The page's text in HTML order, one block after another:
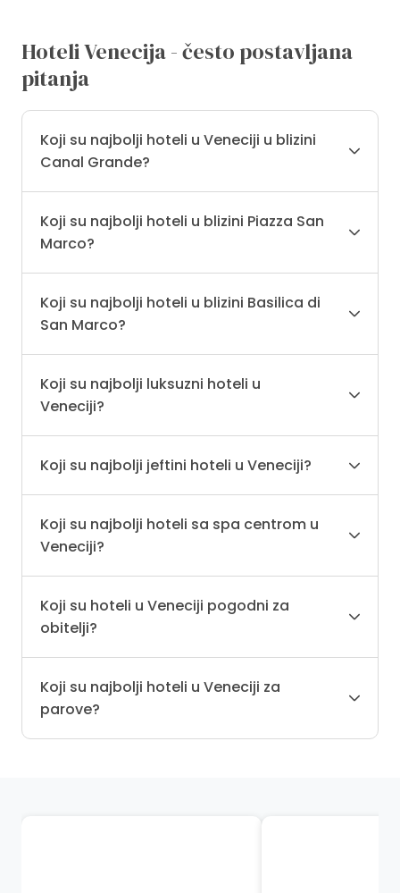
Hoteli Venecija - često postavljana
pitanja
Koji su najbolji hoteli u Veneciji u blizini
Canal Grande?
Koji su najbolji hoteli u blizini Piazza San
Marco?
Koji su najbolji hoteli u blizini Basilica di
San Marco?
Koji su najbolji luksuzni hoteli u
Veneciji?
Koji su najbolji jeftini hoteli u Veneciji?
Koji su najbolji hoteli sa spa centrom u
Veneciji?
Koji su hoteli u Veneciji pogodni za
obitelji?
Koji su najbolji hoteli u Veneciji za
parove?